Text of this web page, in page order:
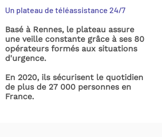
Un plateau de téléassistance 24/7
Basé à Rennes, le plateau assure
une veille constante grâce à ses 80
opérateurs formés aux situations
d'urgence.
En 2020, ils sécurisent le quotidien
de plus de 27 000 personnes en
France.